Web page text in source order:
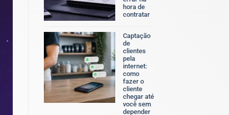
é,
por
que
e
como
ela
afeta
o
resultado
do
negócio
hora de
contratar
comentário
em
Criacao
de
site
institucional:
o
que
é,
por
que
Captação
de
clientes
pela
internet:
como
fazer o
cliente
chegar até
você sem
depender